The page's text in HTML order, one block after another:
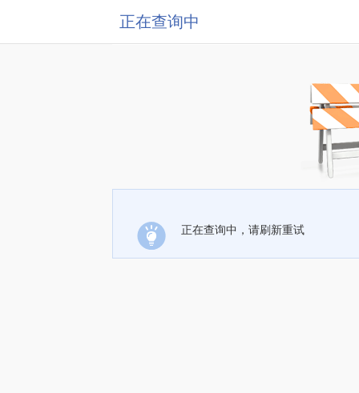
正在查询中
正在查询中，请刷新重试